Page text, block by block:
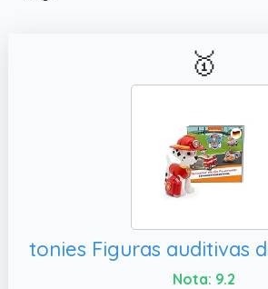
🥇
Nota: 9.2